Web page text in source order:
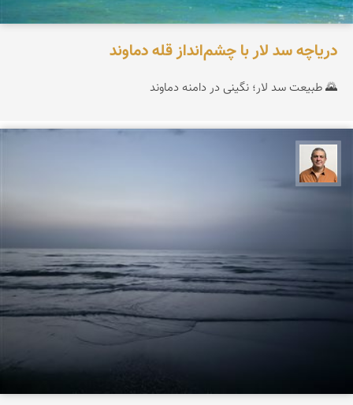
دریاچه سد لار با چشم‌انداز قله دماوند
🌄 طبیعت سد لار؛ نگینی در دامنه دماوند